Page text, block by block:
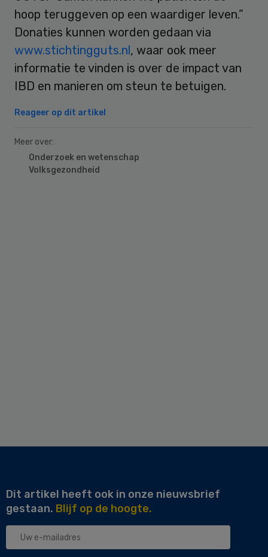
hoop teruggeven op een waardiger leven.”
Donaties kunnen worden gedaan via
www.stichtingguts.nl, waar ook meer
informatie te vinden is over de impact van
IBD en manieren om steun te betuigen.
Reageer op dit artikel
Meer over:
Onderzoek en wetenschap
Volksgezondheid
Dit artikel heeft ook in onze nieuwsbrief
gestaan. Blijf op de hoogte.
Uw